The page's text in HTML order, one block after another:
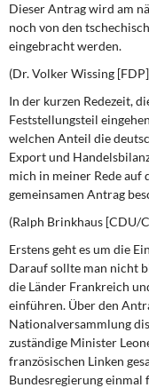
Memo-Gruppe
Institut
Rosa-
Über mich
Kontakt
Dieser Antrag wird am
noch von den
eingebracht werden.
(Dr. Volker Wissing
In der kurzen Redezeit,
Feststellungsteil
welchen Anteil die
Export und
mich in meiner Rede auf
gemeinsamen Antrag
(Ralph Brinkhaus [CDU/
Erstens geht es um die
Darauf sollte man nicht
die Länder Frankreich
einführen. Über den
Nationalversammlung
zuständige Minister
französischen Linken
Bundesregierung einmal